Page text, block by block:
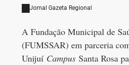
Jornal Gazeta Regional
A Fundação Municipal de
(FUMSSAR) em parceria
Unijuí CampusSanta Rosa